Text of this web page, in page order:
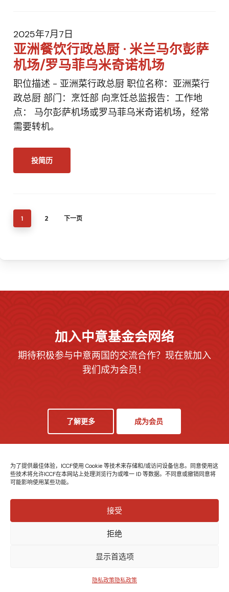
为了提供最佳体验，ICCF使用 Cookie 等技术来存储和/或访问设备信息。同意使用这
些技术将允许ICCF在本网站上处理浏览行为或唯一 ID 等数据。不同意或撤销同意将
可能影响使用某些功能。
接受
拒绝
显示首选项
隐私政策隐私政策
2025年7月7日
亚洲餐饮行政总厨 · 米兰马尔彭萨
机场/罗马菲乌米奇诺机场
职位描述 - 亚洲菜行政总厨 职位名称：亚洲菜行
政总厨 部门：烹饪部 向烹饪总监报告：工作地
点： 马尔彭萨机场或罗马菲乌米奇诺机场，经常
需要转机。
投简历
1 2 下一页
加入中意基金会网络
期待积极参与中意两国的交流合作？现在就加入
我们成为会员！
了解更多 成为会员
Cookie 政策-网站制作